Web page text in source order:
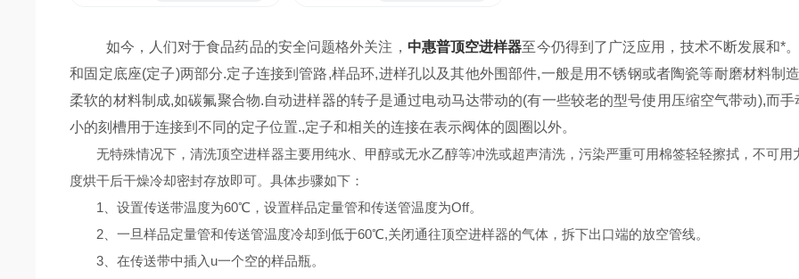
如今，人们对于食品药品的安全问题格外关注， 中惠普顶空进样器至今仍得到了广泛应用，技术不断发展和*
和固定底座(定子)两部分.定子连接到管路,样品环,进样孔以及其他外围部件,一般是用不锈钢或者陶瓷等耐磨材料制
柔软的材料制成,如碳氟聚合物.自动进样器的转子是通过电动马达带动的(有一些较老的型号使用压缩空气带动),而
小的刻槽用于连接到不同的定子位置.,定子和相关的连接在表示阀体的圆圈以外。
无特殊情况下，清洗顶空进样器主要用纯水、甲醇或无水乙醇等冲洗或超声清洗，污染严重可用棉签轻轻擦拭，不可用
度烘干后干燥冷却密封存放即可。具体步骤如下：
1、设置传送带温度为60℃，设置样品定量管和传送管温度为Off。
2、一旦样品定量管和传送管温度冷却到低于60℃,关闭通往顶空进样器的气体，拆下出口端的放空管线。
3、在传送带中插入u一个空的样品瓶。